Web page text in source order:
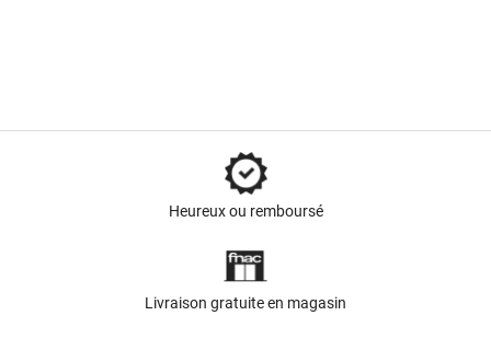
Heureux ou remboursé
Livraison gratuite en magasin